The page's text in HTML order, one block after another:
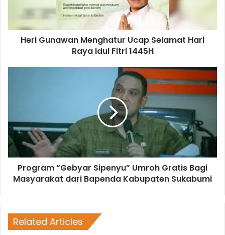
Heri Gunawan Menghatur Ucap Selamat Hari
Raya Idul Fitri 1445H
Program “Gebyar Sipenyu” Umroh Gratis Bagi
Masyarakat dari Bapenda Kabupaten Sukabumi
Related Articles